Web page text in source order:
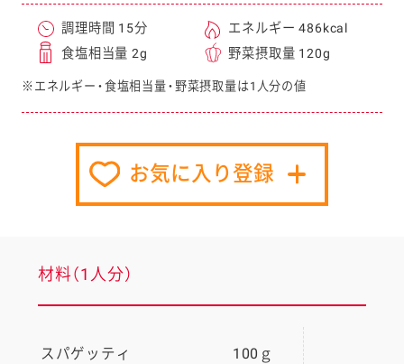
調理時間 15分
エネルギー 486kcal
食塩相当量 2g
野菜摂取量 120g
※エネルギー・食塩相当量・野菜摂取量は1人分の値
お気に入り登録
材料（1人分）
スパゲッティ 100ｇ